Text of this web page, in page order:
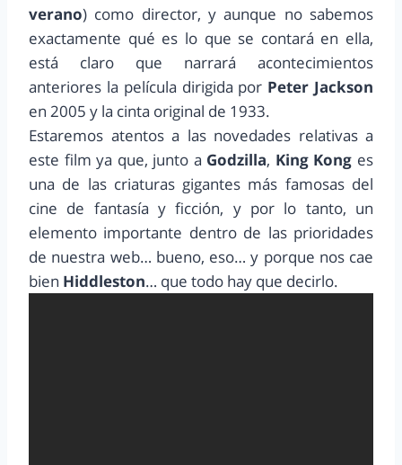
verano) como director, y aunque no sabemos
exactamente qué es lo que se contará en ella,
está claro que narrará acontecimientos
anteriores la película dirigida por Peter Jackson
en 2005 y la cinta original de 1933.
Estaremos atentos a las novedades relativas a
este film ya que, junto a Godzilla, King Kong es
una de las criaturas gigantes más famosas del
cine de fantasía y ficción, y por lo tanto, un
elemento importante dentro de las prioridades
de nuestra web… bueno, eso… y porque nos cae
bien Hiddleston… que todo hay que decirlo.